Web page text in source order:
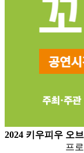
2024 키우피우 오
프